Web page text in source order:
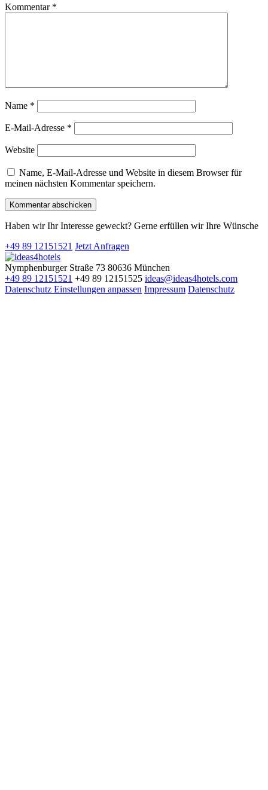
Kommentar *
Name *
E-Mail-Adresse *
Website
Name, E-Mail-Adresse und Website in diesem Browser für
meinen nächsten Kommentar speichern.
Haben wir Ihr Interesse geweckt? Gerne erfüllen wir Ihre Wünsche
+49 89 12151521 Jetzt Anfragen
Nymphenburger Straße 73 80636 München
+49 89 12151521 +49 89 12151525 ideas@ideas4hotels.com
Datenschutz Einstellungen anpassen Impressum Datenschutz